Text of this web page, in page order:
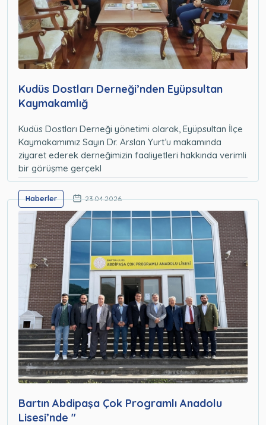
Kudüs Dostları Derneği’nden Eyüpsultan
Kaymakamlığ
Kudüs Dostları Derneği yönetimi olarak, Eyüpsultan İlçe
Kaymakamımız Sayın Dr. Arslan Yurt’u makamında
ziyaret ederek derneğimizin faaliyetleri hakkında verimli
bir görüşme gerçekl
Haberler 23.04.2026
Bartın Abdipaşa Çok Programlı Anadolu
Lisesi’nde "